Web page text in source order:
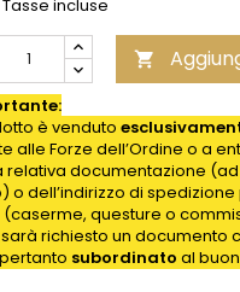
Tasse incluse

è venduto
alle Forze dell’Ordine o a
relativa documentazione
o dell’indirizzo di
questure o
richiesto un documento
subordinato al